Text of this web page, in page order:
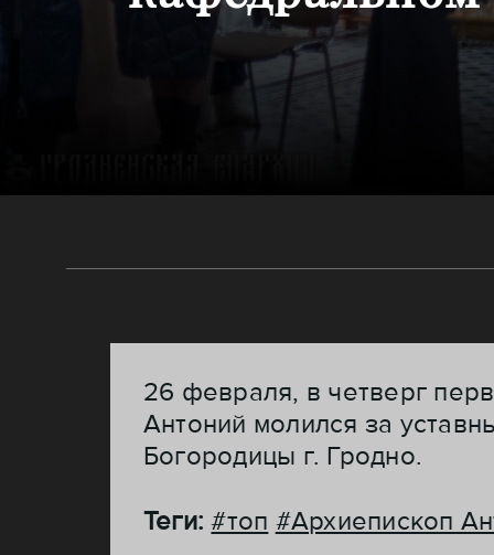
26 февраля, в четверг
Антоний молился за
Богородицы г. Гродно.
Теги:#топ #Архиепископ